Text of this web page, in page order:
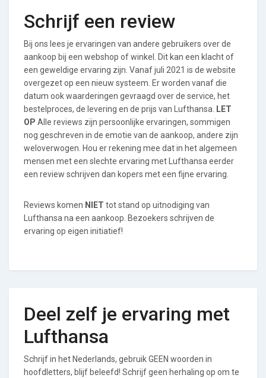
Schrijf een review
Bij ons lees je ervaringen van andere gebruikers over de
aankoop bij een webshop of winkel. Dit kan een klacht of
een geweldige ervaring zijn. Vanaf juli 2021 is de website
overgezet op een nieuw systeem. Er worden vanaf die
datum ook waarderingen gevraagd over de service, het
bestelproces, de levering en de prijs van Lufthansa.
LET
OP Alle reviews zijn persoonlijke ervaringen, sommigen
nog geschreven in de emotie van de aankoop, andere zijn
weloverwogen. Hou er rekening mee dat in het algemeen
mensen met een slechte ervaring met Lufthansa eerder
een review schrijven dan kopers met een fijne ervaring.
Reviews komen NIET tot stand op uitnodiging van
Lufthansa na een aankoop. Bezoekers schrijven de
ervaring op eigen initiatief!
Deel zelf je ervaring met
Lufthansa
Schrijf in het Nederlands, gebruik GEEN woorden in
hoofdletters, blijf beleefd! Schrijf geen herhaling op om te